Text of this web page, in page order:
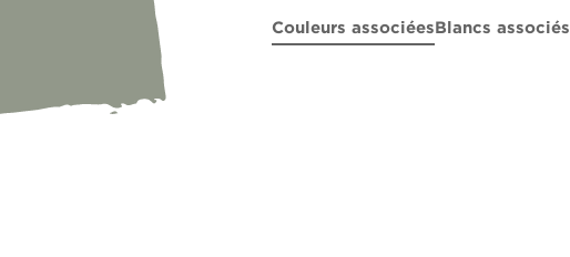
Couleurs associéesBlancs associés